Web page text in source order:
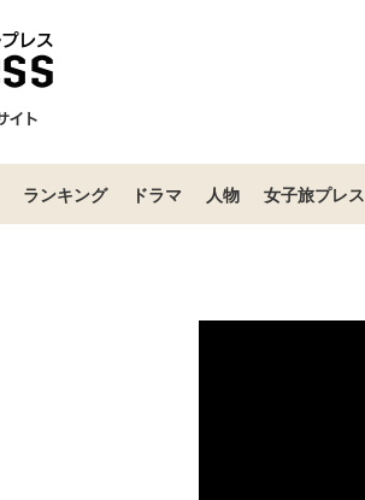
ランキング ドラマ 人物 女子旅プレス